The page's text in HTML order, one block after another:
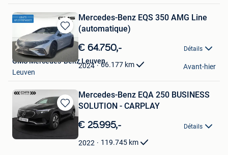
Sauvegarder
dans
Mes
Favoris
Mercedes-Benz EQS 350 AMG Line
(automatique)
€ 64.750,- Détails
2024 66.177 km
GMS Mercedes-Benz Leuven
Leuven
Avant-hier
Sauvegarder
dans
Mes
Favoris
Mercedes-Benz EQA 250 BUSINESS
SOLUTION - CARPLAY
€ 25.995,- Détails
2022 119.745 km